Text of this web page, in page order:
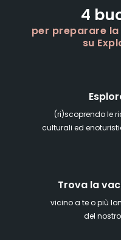
4
per preparare
su
(ri)scoprendo le
culturali ed
Trova la
vicino a te o più
del